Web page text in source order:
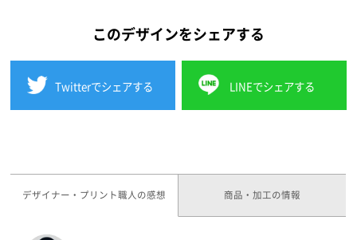
このデザインをシェアする
Twitterでシェアする LINEでシェアする
デザイナー・プリント職人の感想 商品・加工の情報